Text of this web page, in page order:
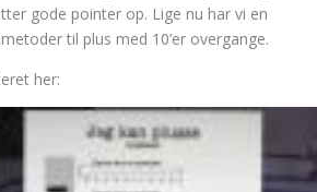
gode pointer op. Lige nu har vi en
til plus med 10’er overgange.
her: